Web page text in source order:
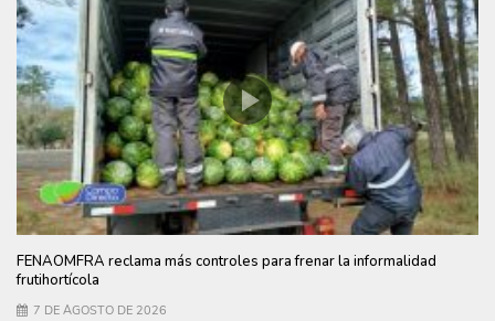
FENAOMFRA reclama más controles para frenar la informalidad
frutihortícola
7 DE AGOSTO DE 2026